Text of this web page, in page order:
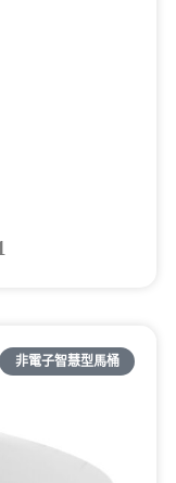
非電子智慧型馬桶